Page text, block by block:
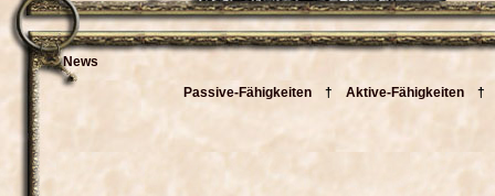
News
Passive-Fähigkeiten † Aktive-Fähigkeiten